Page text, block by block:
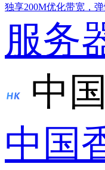
独享200M优化带宽，
服务
中
中国